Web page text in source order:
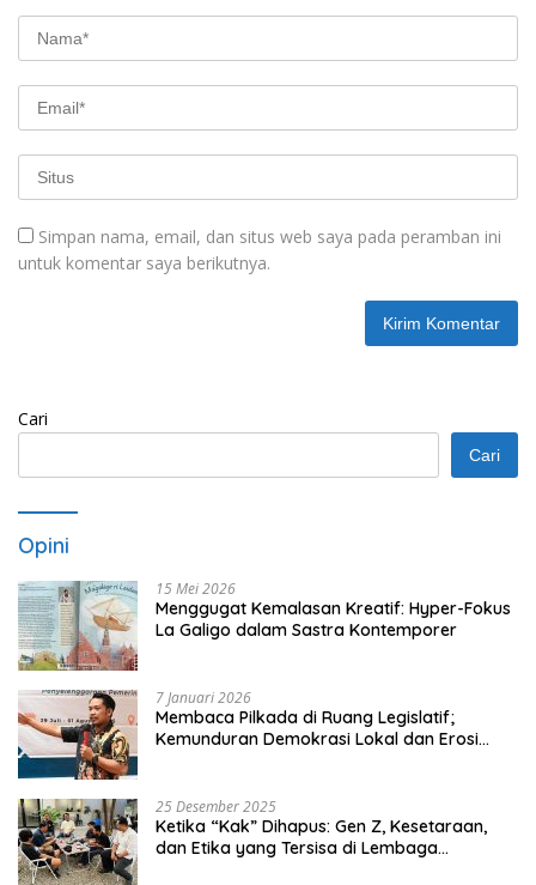
Simpan nama, email, dan situs web saya pada peramban ini
untuk komentar saya berikutnya.
Cari
Cari
Opini
15 Mei 2026
Menggugat Kemalasan Kreatif: Hyper-Fokus
La Galigo dalam Sastra Kontemporer
7 Januari 2026
Membaca Pilkada di Ruang Legislatif;
Kemunduran Demokrasi Lokal dan Erosi
25 Desember 2025
Ketika “Kak” Dihapus: Gen Z, Kesetaraan,
dan Etika yang Tersisa di Lembaga